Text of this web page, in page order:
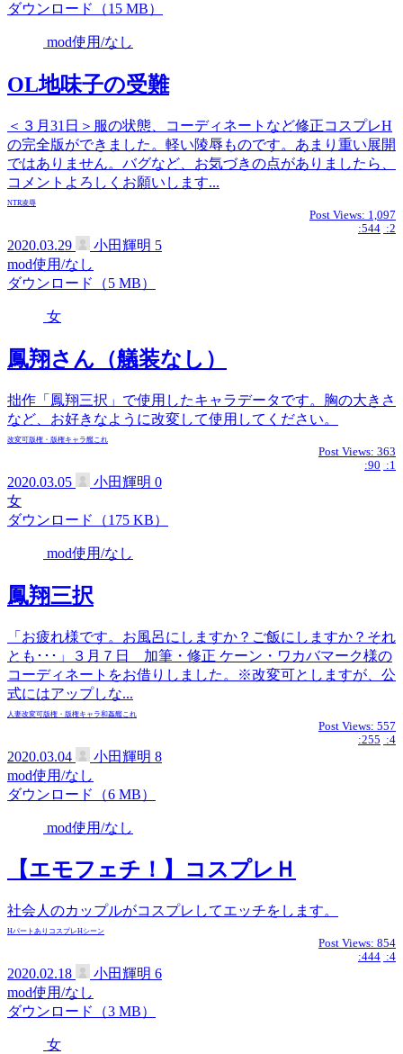
ダウンロード（15 MB）
mod使用/なし
OL地味子の受難
＜３月31日＞服の状態、コーディネートなど修正コスプレH
の完全版ができました。軽い陵辱ものです。あまり重い展開
ではありません。バグなど、お気づきの点がありましたら、
コメントよろしくお願いします...
NTR凌辱
Post Views: 1,097
:544 :2
2020.03.29 小田輝明 5
mod使用/なし
ダウンロード（5 MB）
女
鳳翔さん（艤装なし）
拙作「鳳翔三択」で使用したキャラデータです。胸の大きさ
など、お好きなように改変して使用してください。
改変可版権・版権キャラ艦これ
Post Views: 363
:90 :1
2020.03.05 小田輝明 0
女
ダウンロード（175 KB）
mod使用/なし
鳳翔三択
「お疲れ様です。お風呂にしますか？ご飯にしますか？それ
とも･･･」３月７日 加筆・修正 ケーン・ワカバマーク様の
コーディネートをお借りしました。※改変可としますが、公
式にはアップしな...
人妻改変可版権・版権キャラ和姦艦これ
Post Views: 557
:255 :4
2020.03.04 小田輝明 8
mod使用/なし
ダウンロード（6 MB）
mod使用/なし
【エモフェチ！】コスプレＨ
社会人のカップルがコスプレしてエッチをします。
Hパートあり コスプレHシーン
Post Views: 854
:444 :4
2020.02.18 小田輝明 6
mod使用/なし
ダウンロード（3 MB）
女